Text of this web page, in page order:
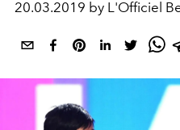
20.03.2019 by L'Officiel